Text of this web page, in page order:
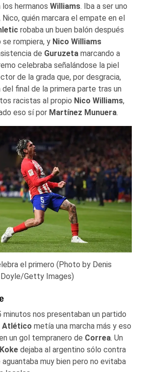
hermanos Williams. Iba a ser uno
Nico, quién marcara el empate en el
robaba un buen balón después
rompiera, y Nico Williams
de Guruzeta marcando a
celebraba señalándose la piel
de la grada que, por desgracia,
final de la primera parte tras un
racistas al propio Nico Williams,
eso sí por Martínez Munuera.
el primero (Photo by Denis
Doyle/Getty Images)
minutos nos presentaban un partido
Atlético metía una marcha más y eso
un gol tempranero de Correa. Un
Koke dejaba al argentino sólo contra
aguantaba muy bien pero no evitaba